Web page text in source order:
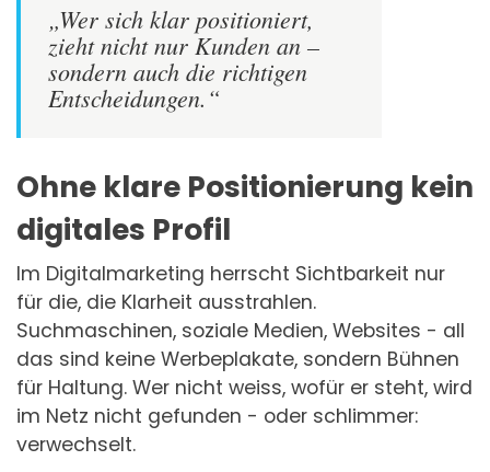
„Wer sich klar positioniert,
zieht nicht nur Kunden an –
sondern auch die richtigen
Entscheidungen.“
Ohne klare Positionierung kein
digitales Profil
Im Digitalmarketing herrscht Sichtbarkeit nur
für die, die Klarheit ausstrahlen.
Suchmaschinen, soziale Medien, Websites - all
das sind keine Werbeplakate, sondern Bühnen
für Haltung. Wer nicht weiss, wofür er steht, wird
im Netz nicht gefunden - oder schlimmer:
verwechselt.